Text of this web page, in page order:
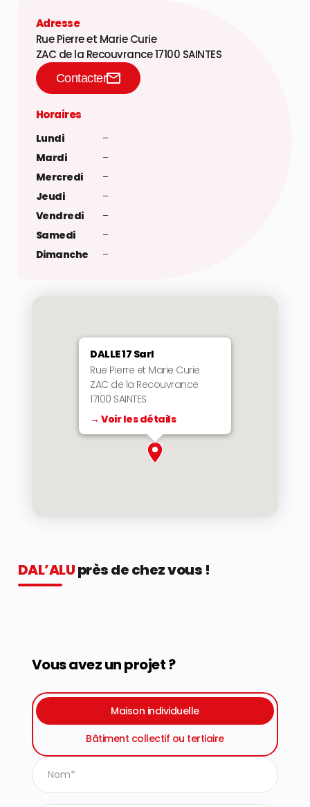
Adresse
Rue Pierre et Marie Curie
ZAC de la Recouvrance 17100 SAINTES
Contacter
Horaires
Lundi
–
Mardi
–
Mercredi
–
Jeudi
–
Vendredi
–
Samedi
–
Dimanche
–
DALLE 17 Sarl
Rue Pierre et Marie Curie
ZAC de la Recouvrance
17100 SAINTES
→ Voir les détails
DAL’ALUprès de chez vous !
Vous avez un projet ?
Maison individuelle
Bâtiment collectif ou tertiaire